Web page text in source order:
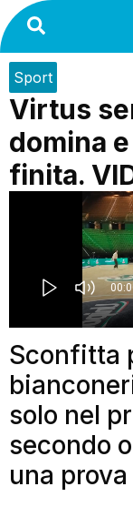
Sport
Virtus
domina
finita.
Sconfitta
solo nel
secondo
una